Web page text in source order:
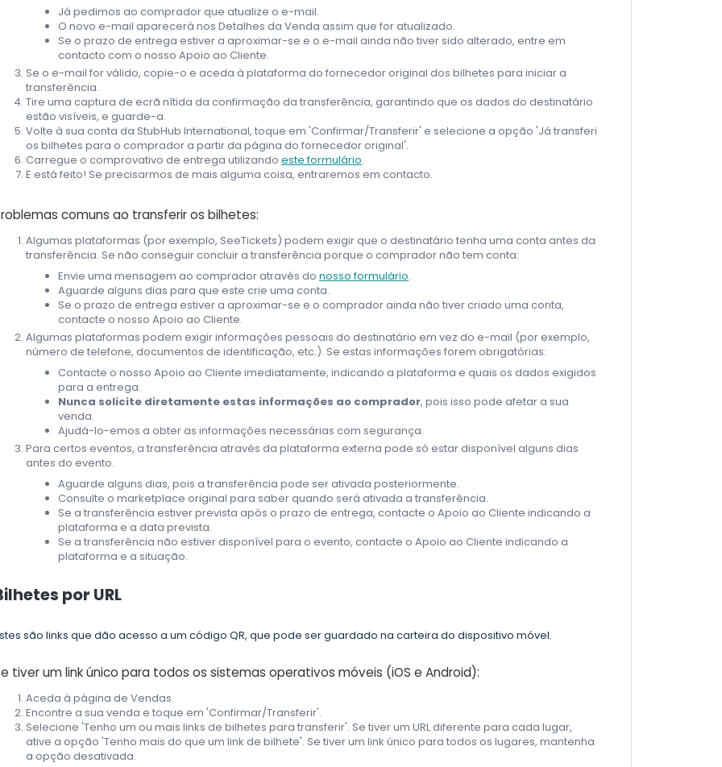
Já pedimos ao comprador que atualize o e-mail.
O novo e-mail aparecerá nos Detalhes da Venda assim que for atualizado.
Se o prazo de entrega estiver a aproximar-se e o e-mail ainda não tiver sido alterado, entre em
contacto com o nosso Apoio ao Cliente.
Se o e-mail for válido, copie-o e aceda à plataforma do fornecedor original dos bilhetes para iniciar a
transferência.
Tire uma captura de ecrã nítida da confirmação da transferência, garantindo que os dados do destinatário
estão visíveis, e guarde-a.
Volte à sua conta da StubHub International, toque em 'Confirmar/Transferir' e selecione a opção 'Já transferi
os bilhetes para o comprador a partir da página do fornecedor original'.
Carregue o comprovativo de entrega utilizandoeste formulário.
E está feito! Se precisarmos de mais alguma coisa, entraremos em contacto.
comuns ao transferir os bilhetes:
Algumas plataformas (por exemplo, SeeTickets) podem exigir que o destinatário tenha uma conta antes da
transferência. Se não conseguir concluir a transferência porque o comprador não tem conta:
Envie uma mensagem ao comprador através donosso formulário.
Aguarde alguns dias para que este crie uma conta.
Se o prazo de entrega estiver a aproximar-se e o comprador ainda não tiver criado uma conta,
contacte o nosso Apoio ao Cliente.
Algumas plataformas podem exigir informações pessoais do destinatário em vez do e-mail (por exemplo,
número de telefone, documentos de identificação, etc.). Se estas informações forem obrigatórias:
Contacte o nosso Apoio ao Cliente imediatamente, indicando a plataforma e quais os dados exigidos
para a entrega.
Nunca solicite diretamente estas informações ao comprador, pois isso pode afetar a sua
venda.
Ajudá-lo-emos a obter as informações necessárias com segurança.
Para certos eventos, a transferência através da plataforma externa pode só estar disponível alguns dias
antes do evento.
Aguarde alguns dias, pois a transferência pode ser ativada posteriormente.
Consulte o marketplace original para saber quando será ativada a transferência.
Se a transferência estiver prevista após o prazo de entrega, contacte o Apoio ao Cliente indicando a
plataforma e a data prevista.
Se a transferência não estiver disponível para o evento, contacte o Apoio ao Cliente indicando a
plataforma e a situação.
por URL
são links que dão acesso a um código QR, que pode ser guardado na carteira do dispositivo móvel.
tiver um link único para todos os sistemas operativos móveis (iOS e Android):
Aceda à página de Vendas.
Encontre a sua venda e toque em 'Confirmar/Transferir'.
Selecione 'Tenho um ou mais links de bilhetes para transferir'. Se tiver um URL diferente para cada lugar,
ative a opção 'Tenho mais do que um link de bilhete'. Se tiver um link único para todos os lugares, mantenha
a opção desativada.